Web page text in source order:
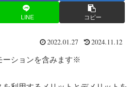
LINE コピー
2022.01.27 2024.11.12
ションを含みます※